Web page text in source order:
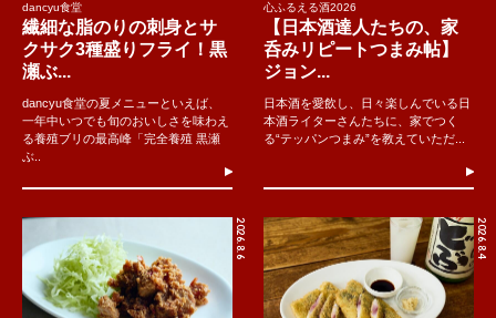
dancyu食堂
繊細な脂のりの刺身とサ
クサク3種盛りフライ！黒
瀬ぶ...
dancyu食堂の夏メニューといえば、
一年中いつでも旬のおいしさを味わえ
る養殖ブリの最高峰「完全養殖 黒瀬
ぶ..
心ふるえる酒2026
【日本酒達人たちの、家
呑みリピートつまみ帖】
ジョン...
日本酒を愛飲し、日々楽しんでいる日
本酒ライターさんたちに、家でつく
る“テッパンつまみ”を教えていただ...
2026.8.6 2026.8.4